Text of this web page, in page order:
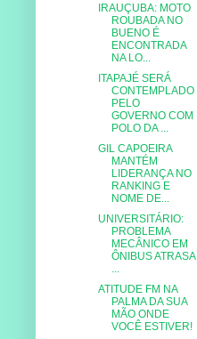
IRAUÇUBA: MOTO
ROUBADA NO
BUENO É
ENCONTRADA
NA LO...
ITAPAJÉ SERÁ
CONTEMPLADO
PELO
GOVERNO COM
POLO DA ...
GIL CAPOEIRA
MANTÉM
LIDERANÇA NO
RANKING E
NOME DE...
UNIVERSITÁRIO:
PROBLEMA
MECÂNICO EM
ÔNIBUS ATRASA
ATITUDE FM NA
PALMA DA SUA
MÃO ONDE
VOCÊ ESTIVER!